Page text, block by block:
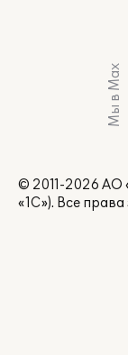
Мы в Max
© 2011-2026 АО
«1С»). Все